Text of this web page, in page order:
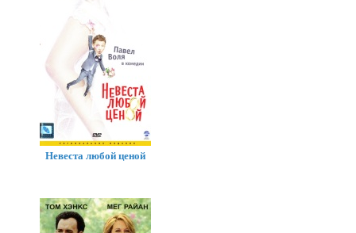
Невеста любой ценой